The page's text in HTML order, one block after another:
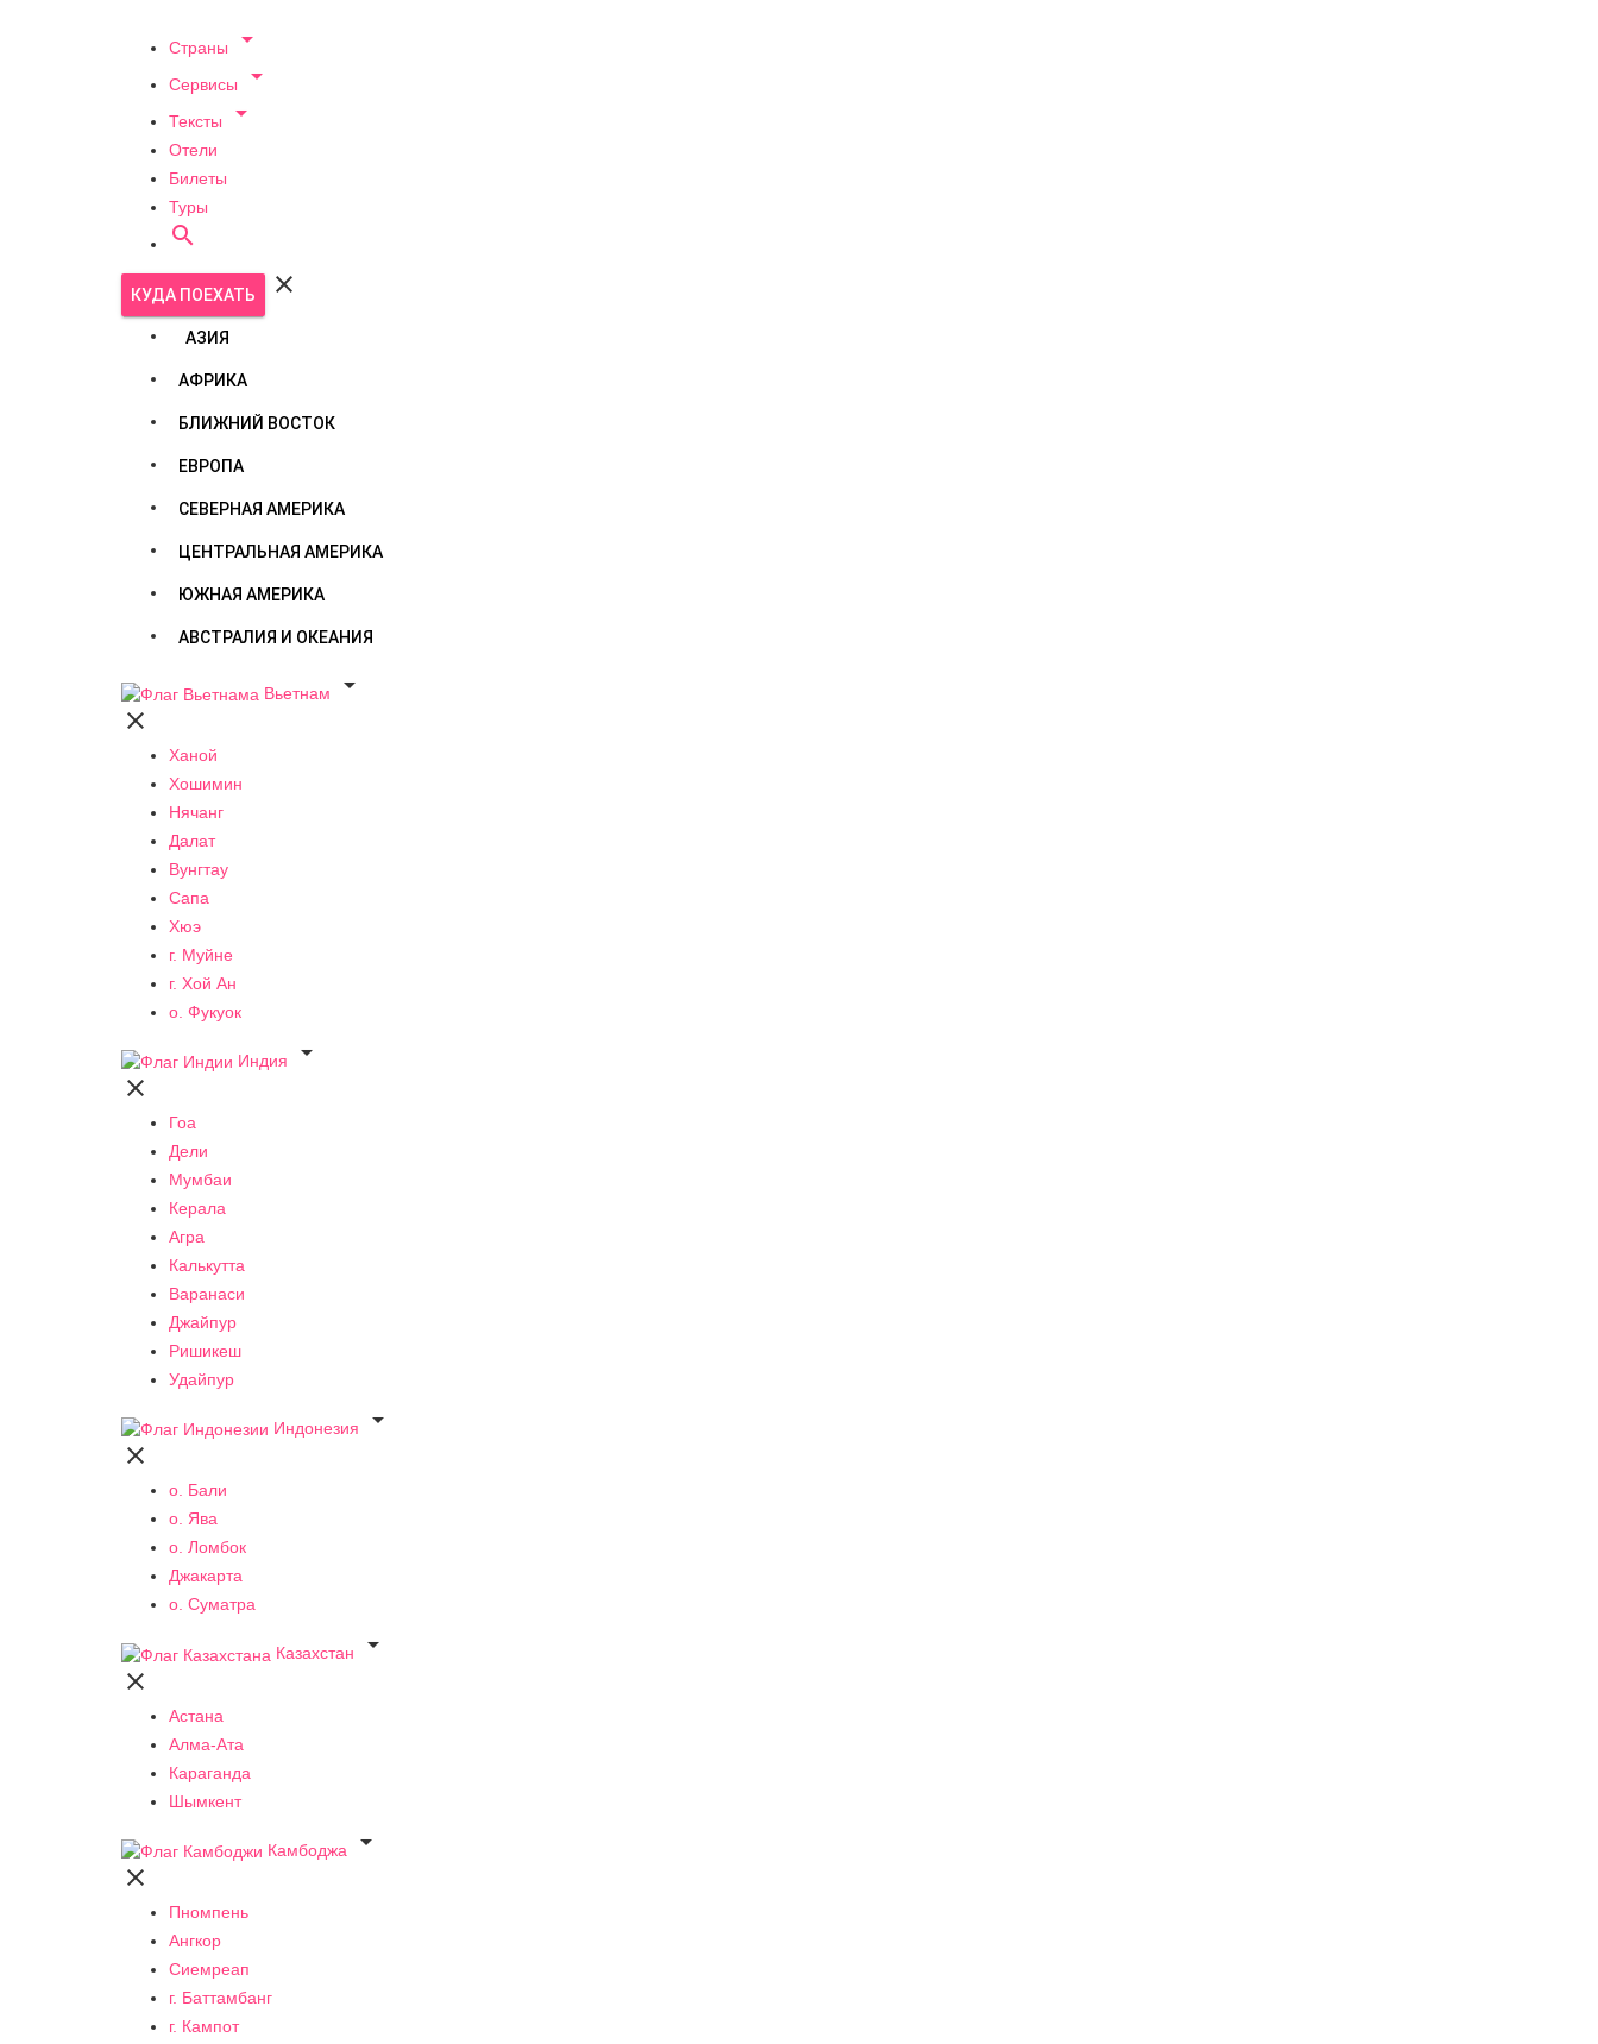
Страны 
Сервисы 
Тексты 
Отели
Билеты
Туры

КУДА ПОЕХАТЬ 
АЗИЯ
АФРИКА
БЛИЖНИЙ ВОСТОК
ЕВРОПА
СЕВЕРНАЯ АМЕРИКА
ЦЕНТРАЛЬНАЯ АМЕРИКА
ЮЖНАЯ АМЕРИКА
АВСТРАЛИЯ И ОКЕАНИЯ
Вьетнам


Ханой
Хошимин
Нячанг
Далат
Вунгтау
Сапа
Хюэ
г. Муйне
г. Хой Ан
о. Фукуок
Индия


Гоа
Дели
Мумбаи
Керала
Агра
Калькутта
Варанаси
Джайпур
Ришикеш
Удайпур
Индонезия


о. Бали
о. Ява
о. Ломбок
Джакарта
о. Суматра
Казахстан


Астана
Алма-Ата
Караганда
Шымкент
Камбоджа


Пномпень
Ангкор
Сиемреап
г. Баттамбанг
г. Кампот